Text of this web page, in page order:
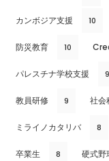
カンボジア支援 10
防災教育 10
パレスチナ学校支援 9
教員研修 9 社会
ミライノカタリバ 8
卒業生 8 硬式野